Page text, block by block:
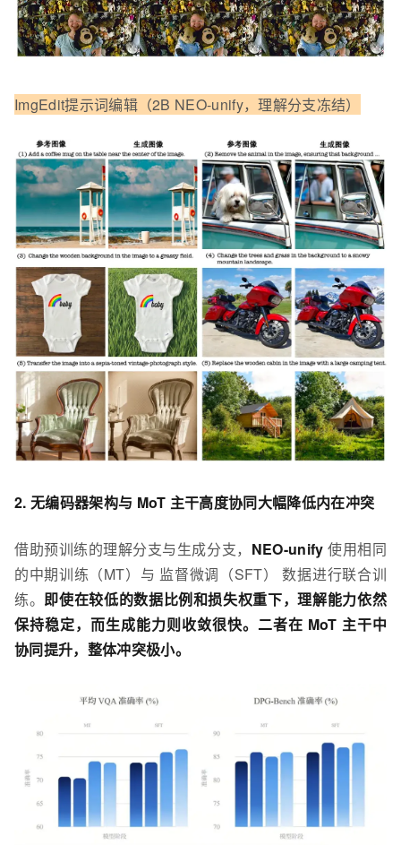
ImgEdit提示词编辑（2B NEO-unify，理解分支冻结）
2. 无编码器架构与 MoT 主干高度协同大幅降低内在冲突
借助预训练的理解分支与生成分支， NEO-unify使用相同
的中期训练（MT）与 监督微调（SFT） 数据进行联合训
练。 即使在较低的数据比例和损失权重下，理解能力依然
保持稳定，而生成能力则收敛很快。二者在 MoT 主干中
协同提升，整体冲突极小。